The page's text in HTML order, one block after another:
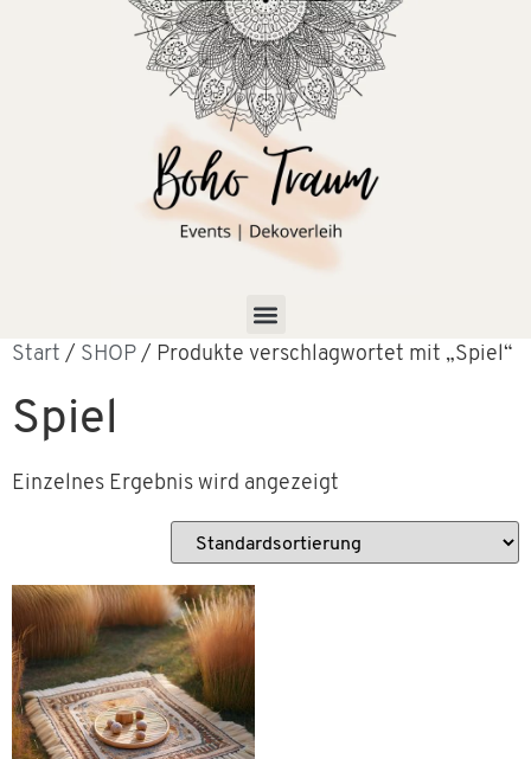
Start / SHOP / Produkte verschlagwortet mit „Spiel“
Spiel
Einzelnes Ergebnis wird angezeigt